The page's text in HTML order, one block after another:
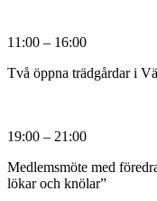
11:00 – 16:00
Två öppna trädgårdar i
19:00 – 21:00
Medlemsmöte med
lökar och knölar”